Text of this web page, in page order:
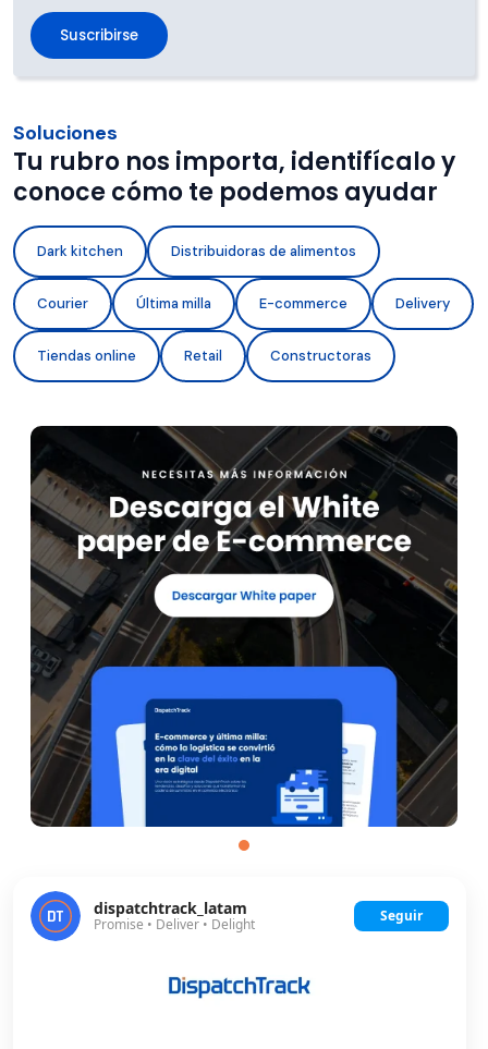
Soluciones
Tu rubro nos importa, identifícalo y
conoce cómo te podemos ayudar
Dark kitchen Distribuidoras de alimentos
Courier Última milla E-commerce Delivery
Tiendas online Retail Constructoras
dispatchtrack_latam
Promise • Deliver • Delight Seguir